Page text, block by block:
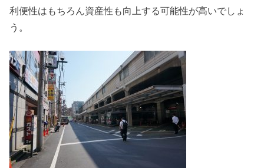
利便性はもちろん資産性も向上する可能性が高いでしょ
う。